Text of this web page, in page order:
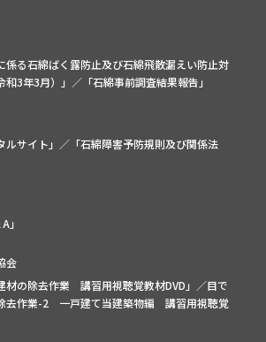
係る石綿ばく露防止及び石綿飛散漏えい防止対
3年3月）」 ／「石綿事前調査結果報告」
ルサイト」 ／「石綿障害予防規則及び関係法
」
会
材の除去作業 講習用視聴覚教材DVD」／目で
去作業-2 一戸建て当建築物編 講習用視聴覚